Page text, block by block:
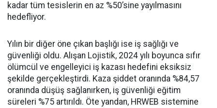
kadar tüm tesislerin en az %50’sine yayılmasını
hedefliyor.
Yılın bir diğer öne çıkan başlığı ise iş sağlığı ve
güvenliği oldu. Alışan Lojistik, 2024 yılı boyunca sıfır
ölümcül ve engelleyici iş kazası hedefini eksiksiz
şekilde gerçekleştirdi. Kaza şiddet oranında %84,57
oranında düşüş sağlanırken, iş güvenliği eğitim
süreleri %75 artırıldı. Öte yandan, HRWEB sistemine